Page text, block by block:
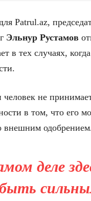
Patrul.az,
Эльнур Рустамов
в тех случаях,
не
в том, что его
внешним
деле